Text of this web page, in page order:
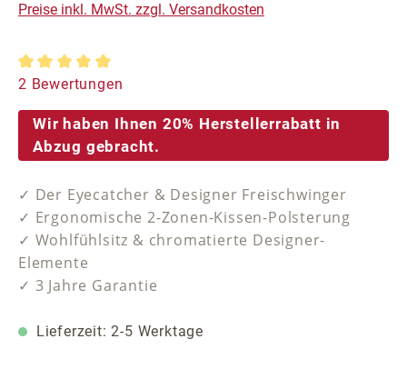
Preise inkl. MwSt. zzgl. Versandkosten
Durchschnittliche Bewertung von 5 von 5 Sternen
2 Bewertungen
Wir haben Ihnen 20% Herstellerrabatt in
Abzug gebracht.
✓ Der Eyecatcher & Designer Freischwinger
✓ Ergonomische 2-Zonen-Kissen-Polsterung
✓ Wohlfühlsitz & chromatierte Designer-
Elemente
✓ 3 Jahre Garantie
Lieferzeit: 2-5 Werktage